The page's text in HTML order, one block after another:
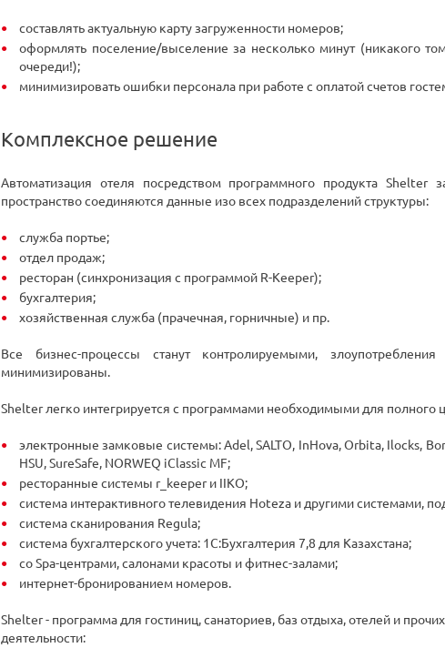
составлять актуальную карту загруженности номеров;
оформлять поселение/выселение за несколько минут (никакого
очереди!);
минимизировать ошибки персонала при работе с оплатой счетов
Комплексное решение
Автоматизация отеля посредством программного продукта Shelter
пространство соединяются данные изо всех подразделений структуры:
служба портье;
отдел продаж;
ресторан (синхронизация с программой R-Keeper);
бухгалтерия;
хозяйственная служба (прачечная, горничные) и пр.
Все бизнес-процессы станут контролируемыми,
минимизированы.
Shelter легко интегрируется с программами необходимыми для полного
электронные замковые системы: Adel, SALTO, InHova, Orbita, Ilocks,
HSU, SureSafe, NORWEQ iClassic MF;
ресторанные системы r_keeper и IIKO;
система интерактивного телевидения Hoteza и другими системами,
система сканирования Regula;
система бухгалтерского учета: 1С:Бухгалтерия 7,8 для Казахстана;
со Spa-центрами, салонами красоты и фитнес-залами;
интернет-бронированием номеров.
Shelter - программа для гостиниц, санаториев, баз отдыха, отелей и
деятельности: